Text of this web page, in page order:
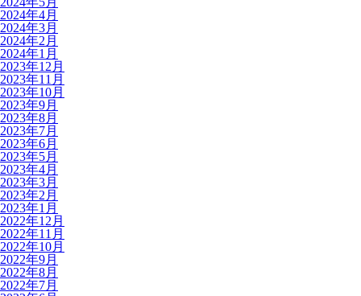
2024年4月
2024年3月
2024年2月
2024年1月
2023年12月
2023年11月
2023年10月
2023年9月
2023年8月
2023年7月
2023年6月
2023年5月
2023年4月
2023年3月
2023年2月
2023年1月
2022年12月
2022年11月
2022年10月
2022年9月
2022年8月
2022年7月